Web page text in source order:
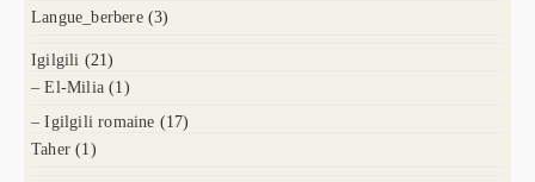
Langue_berbere (3)
Igilgili (21)
– El-Milia (1)
– Igilgili romaine (17)
Taher (1)